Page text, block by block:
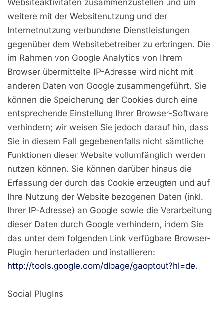
Websiteaktivitäten zusammenzustellen und um
weitere mit der Websitenutzung und der
Internetnutzung verbundene Dienstleistungen
gegenüber dem Websitebetreiber zu erbringen. Die
im Rahmen von Google Analytics von Ihrem
Browser übermittelte IP-Adresse wird nicht mit
anderen Daten von Google zusammengeführt. Sie
können die Speicherung der Cookies durch eine
entsprechende Einstellung Ihrer Browser-Software
verhindern; wir weisen Sie jedoch darauf hin, dass
Sie in diesem Fall gegebenenfalls nicht sämtliche
Funktionen dieser Website vollumfänglich werden
nutzen können. Sie können darüber hinaus die
Erfassung der durch das Cookie erzeugten und auf
Ihre Nutzung der Website bezogenen Daten (inkl.
Ihrer IP-Adresse) an Google sowie die Verarbeitung
dieser Daten durch Google verhindern, indem Sie
das unter dem folgenden Link verfügbare Browser-
Plugin herunterladen und installieren:
http://tools.google.com/dlpage/gaoptout?hl=de.
Social PlugIns